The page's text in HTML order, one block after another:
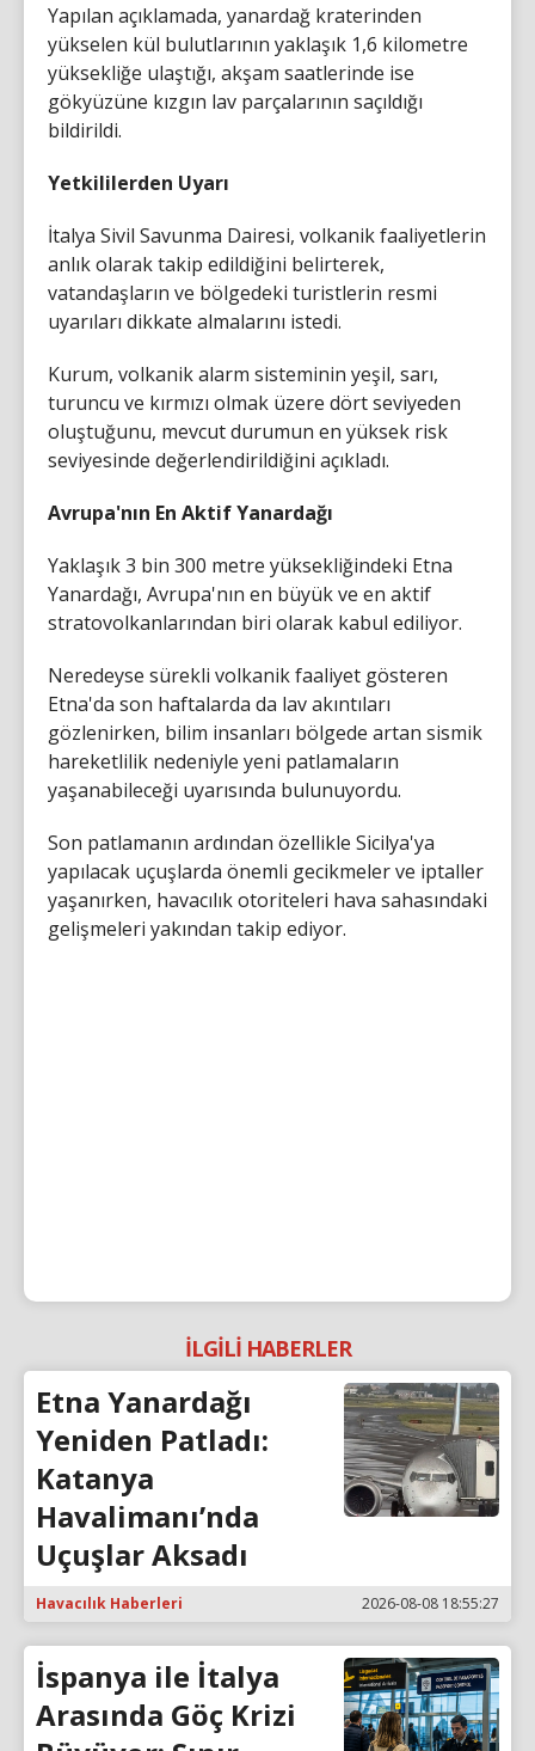
Yapılan açıklamada, yanardağ kraterinden
yükselen kül bulutlarının yaklaşık 1,6 kilometre
yüksekliğe ulaştığı, akşam saatlerinde ise
gökyüzüne kızgın lav parçalarının saçıldığı
bildirildi.
Yetkililerden Uyarı
İtalya Sivil Savunma Dairesi, volkanik faaliyetlerin
anlık olarak takip edildiğini belirterek,
vatandaşların ve bölgedeki turistlerin resmi
uyarıları dikkate almalarını istedi.
Kurum, volkanik alarm sisteminin yeşil, sarı,
turuncu ve kırmızı olmak üzere dört seviyeden
oluştuğunu, mevcut durumun en yüksek risk
seviyesinde değerlendirildiğini açıkladı.
Avrupa'nın En Aktif Yanardağı
Yaklaşık 3 bin 300 metre yüksekliğindeki Etna
Yanardağı, Avrupa'nın en büyük ve en aktif
stratovolkanlarından biri olarak kabul ediliyor.
Neredeyse sürekli volkanik faaliyet gösteren
Etna'da son haftalarda da lav akıntıları
gözlenirken, bilim insanları bölgede artan sismik
hareketlilik nedeniyle yeni patlamaların
yaşanabileceği uyarısında bulunuyordu.
Son patlamanın ardından özellikle Sicilya'ya
yapılacak uçuşlarda önemli gecikmeler ve iptaller
yaşanırken, havacılık otoriteleri hava sahasındaki
gelişmeleri yakından takip ediyor.
İLGİLİ HABERLER
Etna Yanardağı
Yeniden Patladı:
Katanya
Havalimanı’nda
Uçuşlar Aksadı
Havacılık Haberleri 2026-08-08 18:55:27
İspanya ile İtalya
Arasında Göç Krizi